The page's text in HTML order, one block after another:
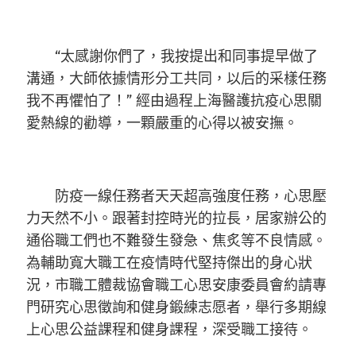
“太感謝你們了，我按提出和同事提早做了
溝通，大師依據情形分工共同，以后的采樣任務
我不再懼怕了！” 經由過程上海醫護抗疫心思關
愛熱線的勸導，一顆嚴重的心得以被安撫。
防疫一線任務者天天超高強度任務，心思壓
力天然不小。跟著封控時光的拉長，居家辦公的
通俗職工們也不難發生發急、焦炙等不良情感。
為輔助寬大職工在疫情時代堅持傑出的身心狀
況，市職工體裁協會職工心思安康委員會約請專
門研究心思徵詢和健身鍛練志愿者，舉行多期線
上心思公益課程和健身課程，深受職工接待。